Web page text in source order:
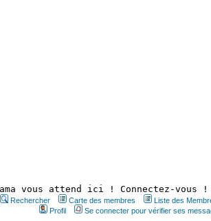
vous attend ici ! Connectez-vous !
Rechercher Carte des membres
Liste des
Profil
Se connecter pour vérifier ses